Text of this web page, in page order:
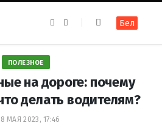
e
k
t
a
m
Бел
ПОЛЕЗНОЕ
на дороге: почему
делать водителям?
МАЯ 2023, 17:46